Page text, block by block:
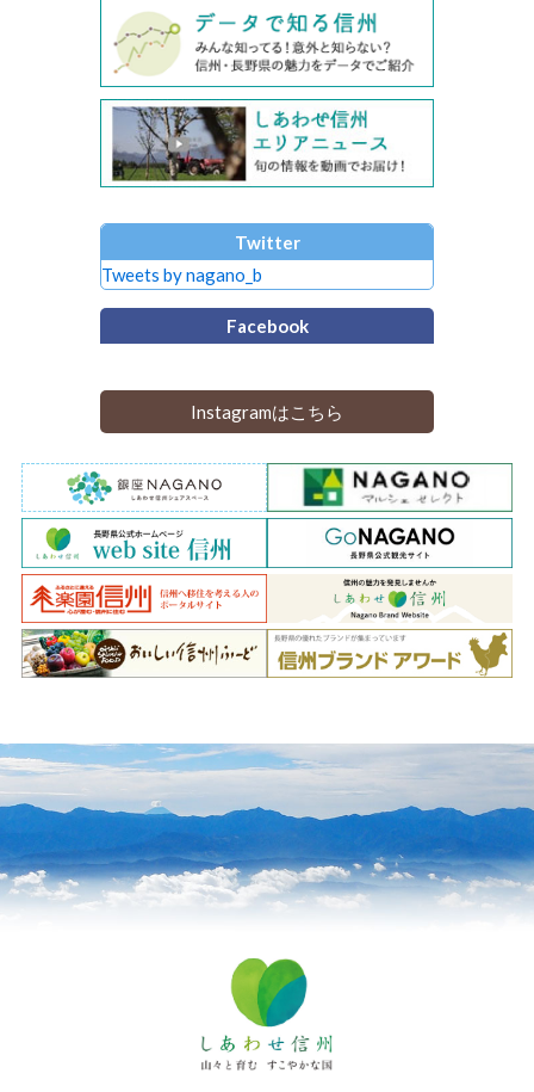
Twitter
Tweets by nagano_b
Facebook
Instagramはこちら